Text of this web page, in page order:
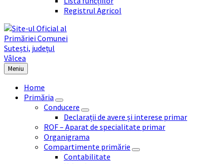
Registrul Agricol
Meniu
Home
Primăria
Conducere
Declarații de avere și interese primar
ROF – Aparat de specialitate primar
Organigrama
Compartimente primărie
Contabilitate